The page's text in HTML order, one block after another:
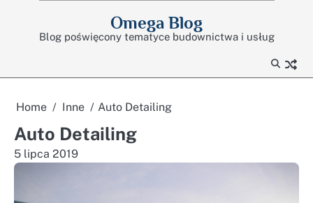
Omega Blog
Blog poświęcony tematyce budownictwa i usług
Home Inne Auto Detailing
Auto Detailing
5 lipca 2019